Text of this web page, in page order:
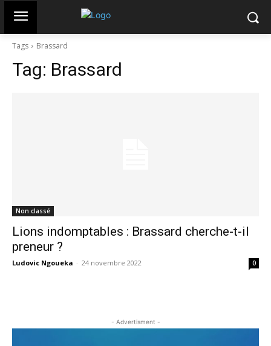
Tags Brassard
Tag: Brassard
Non classé
Lions indomptables : Brassard cherche-t-il
preneur ?
Ludovic Ngoueka - 24 novembre 2022 0
- Advertisment -